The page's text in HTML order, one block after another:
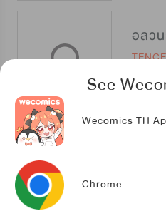
See
Wecomics TH
Chrome
อลว
คู่มื